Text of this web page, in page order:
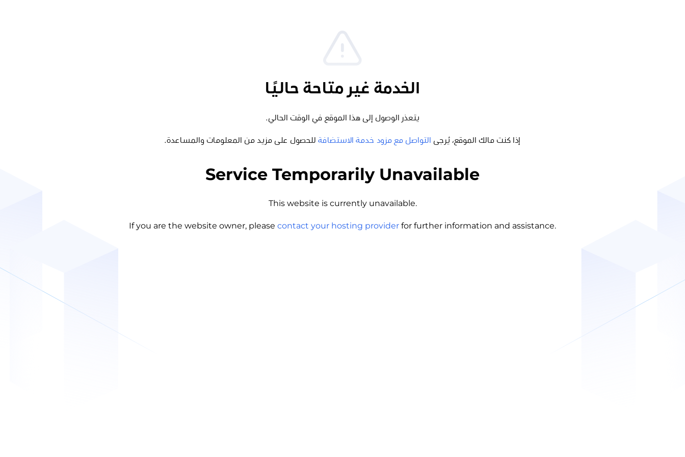
الخدمة غير متاحة حاليًا
يتعذر الوصول إلى هذا الموقع في الوقت الحالي.
إذا كنت مالك الموقع، يُرجى التواصل مع مزود خدمة الاستضافة للحصول على مزيد من المعلومات والمساعدة.
Service Temporarily Unavailable
This website is currently unavailable.
If you are the website owner, please contact your hosting provider for further information and assistance.